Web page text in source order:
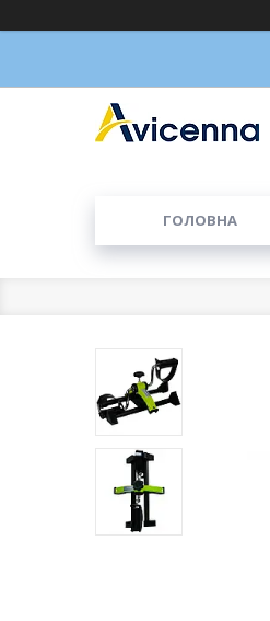
ГОЛОВНА